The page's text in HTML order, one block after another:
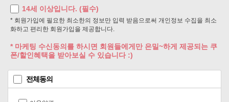
14세 이상입니다. (필수)
* 회원가입에 필요한 최소한의 정보만 입력 받음으로써 개인정보 수집을 최소
화하고 편리한 회원가입을 제공합니다.
* 마케팅 수신동의를 하시면 회원들에게만 은밀~하게 제공되는 쿠
폰/할인혜택을 받아보실 수 있습니다 :)
전체동의